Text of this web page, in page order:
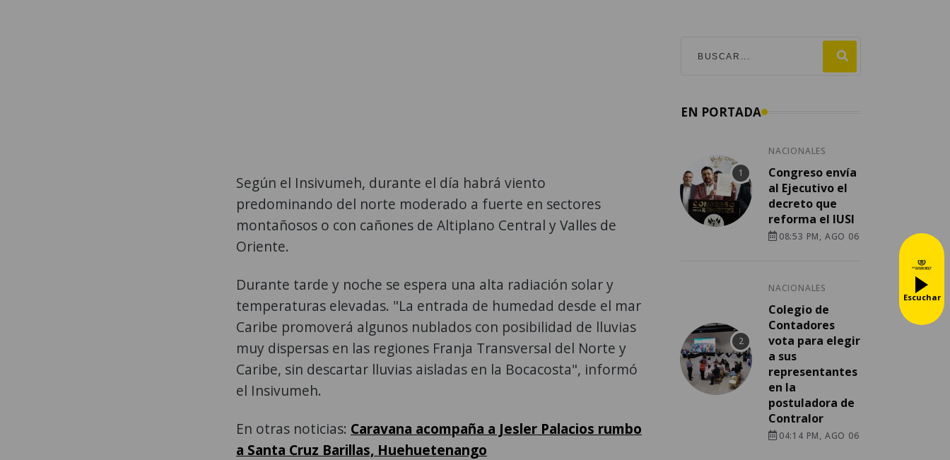
Según el Insivumeh, durante el día habrá viento
predominando del norte moderado a fuerte en sectores
montañosos o con cañones de Altiplano Central y Valles de
Oriente.
Durante tarde y noche se espera una alta radiación solar y
temperaturas elevadas. "La entrada de humedad desde el mar
Caribe promoverá algunos nublados con posibilidad de lluvias
muy dispersas en las regiones Franja Transversal del Norte y
Caribe, sin descartar lluvias aisladas en la Bocacosta", informó
el Insivumeh.
En otras noticias: Caravana acompaña a Jesler Palacios rumbo
a Santa Cruz Barillas, Huehuetenango
EN PORTADA
NACIONALES
Congreso envía
al Ejecutivo el
decreto que
reforma el IUSI
08:53 PM, AGO 06
NACIONALES
Colegio de
Contadores
vota para elegir
a sus
representantes
en la
postuladora de
Contralor
04:14 PM, AGO 06
Escuchar